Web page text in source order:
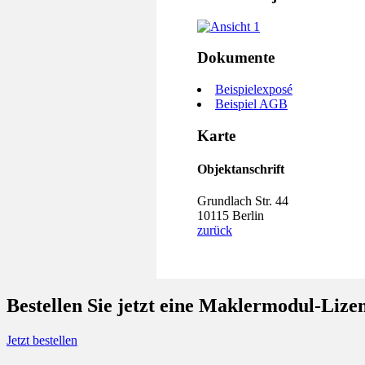
Dokumente
Beispielexposé
Beispiel AGB
Karte
Objektanschrift
Grundlach Str. 44
10115 Berlin
zurück
Bestellen Sie jetzt eine Maklermodul-
Jetzt bestellen